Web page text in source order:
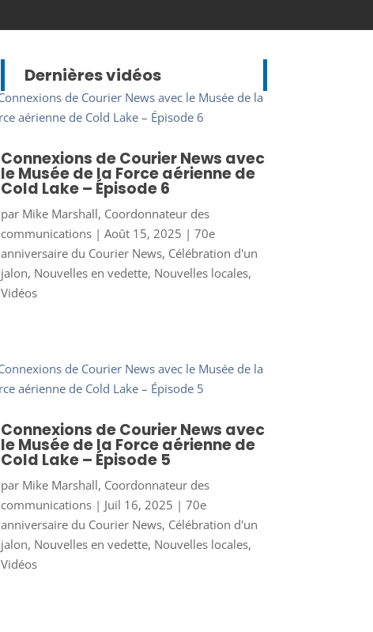
Dernières vidéos
Connexions de Courier News avec
le Musée de la Force aérienne de
Cold Lake – Épisode 6
par Mike Marshall, Coordonnateur des
communications| Août 15, 2025 | 70e
anniversaire du Courier News, Célébration d'un
jalon, Nouvelles en vedette, Nouvelles locales,
Vidéos
Connexions de Courier News avec
le Musée de la Force aérienne de
Cold Lake – Épisode 5
par Mike Marshall, Coordonnateur des
communications| Juil 16, 2025 | 70e
anniversaire du Courier News, Célébration d'un
jalon, Nouvelles en vedette, Nouvelles locales,
Vidéos